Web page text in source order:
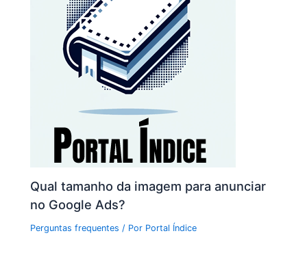
Qual tamanho da imagem para anunciar
no Google Ads?
Perguntas frequentes / Por Portal Índice